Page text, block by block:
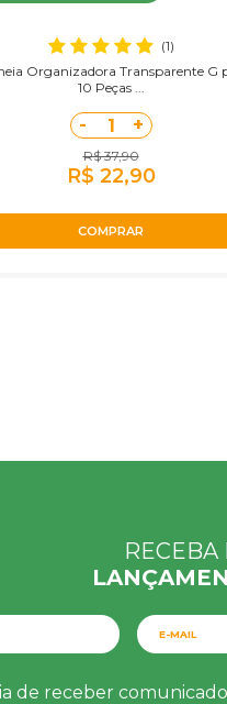
(1)
Organizadora Transparente G
10 Peças ...
- 1 +
R$ 37,90
R$ 22,90
COMPRAR
RECEBA
de receber